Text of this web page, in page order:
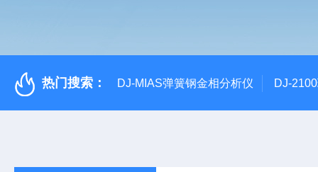
热门搜索： DJ-MIAS弹簧钢金相分析仪 DJ-